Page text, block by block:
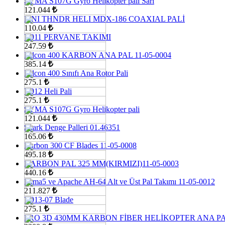
121.044
MNI THNDR HELI MDX-186 COAXIAL PALİ
110.04
V911 PERVANE TAKIMI
247.59
Falcon 400 KARBON ANA PAL 11-05-0004
385.14
Falcon 400 Sınıfı Ana Rotor Pali
275.1
V912 Heli Pali
275.1
SYMA S107G Gyro Helikopter pali
121.044
Shark Denge Palleri 01.46351
165.06
Karbon 300 CF Blades 11-05-0008
495.18
KARBON PAL 325 MM(KIRMIZI)11-05-0003
440.16
Lama5 ve Apache AH-64 Alt ve Üst Pal Takımı 11-05-0012
211.827
V913-07 Blade
275.1
PRO 3D 430MM KARBON FİBER HELİKOPTER ANA